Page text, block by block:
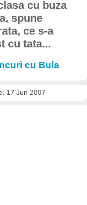
cu buza
spune
ce s-a
cu tata...
cu Bula
17 Jun 2007